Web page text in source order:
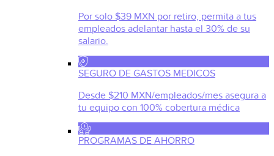
Por solo $39 MXN por retiro, permita a tus
empleados adelantar hasta el 30% de su
salario.
SEGURO DE GASTOS MEDICOS
Desde $210 MXN/empleados/mes asegura a
tu equipo con 100% cobertura médica
PROGRAMAS DE AHORRO